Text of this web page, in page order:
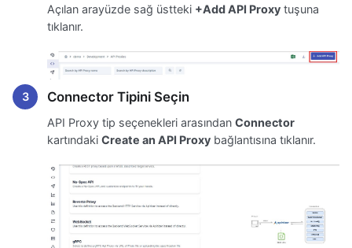
Açılan arayüzde sağ üstteki +Add API Proxy tuşuna
tıklanır.
Connector Tipini Seçin
API Proxy tip seçenekleri arasından Connector
kartındaki Create an API Proxy bağlantısına tıklanır.